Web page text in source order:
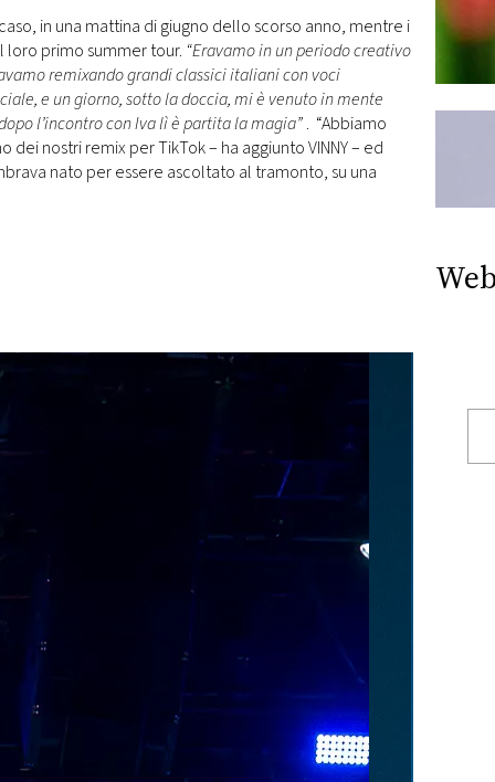
in una mattina di giugno dello scorso anno, mentre i
loro primo summer tour. “Eravamo in un periodo creativo
remixando grandi classici italiani con voci
e un giorno, sotto la doccia, mi è venuto in mente
l’incontro con Iva lì è partita la magia”. “Abbiamo
nostri remix per TikTok – ha aggiunto VINNY – ed
nato per essere ascoltato al tramonto, su una